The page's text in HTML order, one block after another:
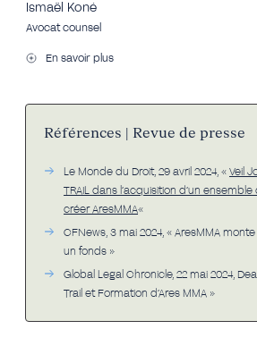
Ismaël Koné
Avocat counsel
En savoir plus
Références | Revue de presse
Le Monde du Droit, 29 avril 2024, « Veil
TRAIL dans l’acquisition d’un
créer AresMMA«
CFNews, 3 mai 2024, « AresMMA
un fonds »
Global Legal Chronicle, 22 mai 2024,
Trail et Formation d’Ares MMA »